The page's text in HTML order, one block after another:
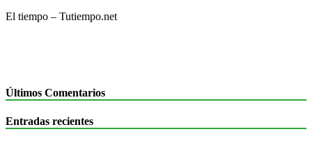
El tiempo – Tutiempo.net
Últimos Comentarios
Entradas recientes